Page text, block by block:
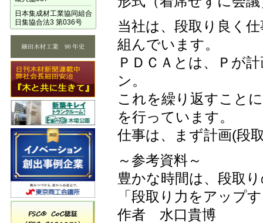
日本集成材工業協同組合
日集協合法3 第036号
当社は、段取り良く
組んでいます。
ＰＤＣＡとは、Ｐが
ン。
これを繰り返すこと
を行っています。
仕事は、まず計画(段
～参考資料～
豊かな時間は、段取
「段取り力をアップ
作者 水口貴博